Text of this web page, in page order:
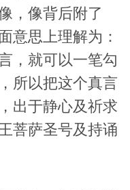
，像背后附了
意思上理解为：
，就可以一笔勾
所以把这个真言
出于静心及祈求
菩萨圣号及持诵